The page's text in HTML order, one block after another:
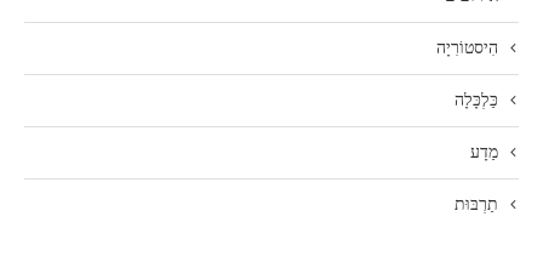
הִיסטוֹרִיָה
כַּלְכָּלָה
מַדָע
תַרְבּוּת